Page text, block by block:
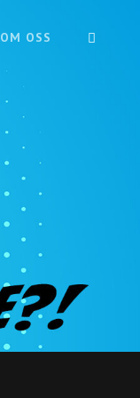
OM OSS